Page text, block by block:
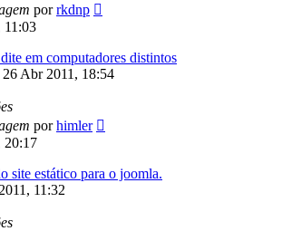
porrkdnp
11:03
em computadores distintos
26 Abr 2011, 18:54
porhimler
20:17
site estático para o joomla.
11:32